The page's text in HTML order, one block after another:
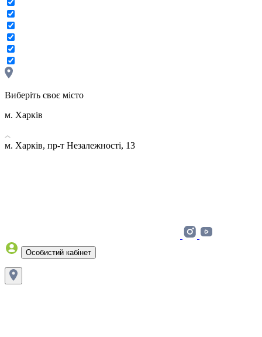
Виберіть своє місто
м. Харків
м. Харків, пр-т Незалежності, 13
Особистий кабінет